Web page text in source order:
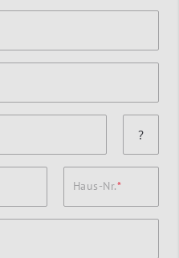
?
Haus-Nr.